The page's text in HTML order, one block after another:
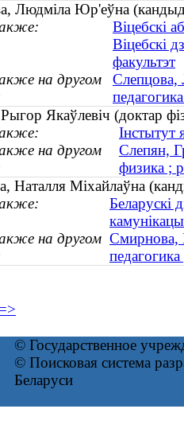
Людміла Юр'еўна
Віцебскі
Віцебскі
факультэт
на другом
Слепцова,
Якаўлевіч (доктар
Інстытут
на другом
Слепян,
физика ;
Наталля Міхайлаўна
Беларускі
на другом Смирнова,
© Государственное
© Поисковая система
Беларуси